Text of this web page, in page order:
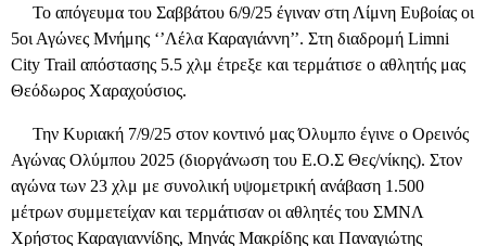
Το απόγευμα του Σαββάτου 6/9/25 έγιναν στη Λίμνη Ευβοίας οι
5οι Αγώνες Μνήμης ‘’Λέλα Καραγιάννη’’. Στη διαδρομή Limni
City Trail απόστασης 5.5 χλμ έτρεξε και τερμάτισε ο αθλητής μας
Θεόδωρος Χαραχούσιος.
Την Κυριακή 7/9/25 στον κοντινό μας Όλυμπο έγινε ο Ορεινός
Αγώνας Ολύμπου 2025 (διοργάνωση του Ε.Ο.Σ Θες/νίκης). Στον
αγώνα των 23 χλμ με συνολική υψομετρική ανάβαση 1.500
μέτρων συμμετείχαν και τερμάτισαν οι αθλητές του ΣΜΝΛ
Χρήστος Καραγιαννίδης, Μηνάς Μακρίδης και Παναγιώτης